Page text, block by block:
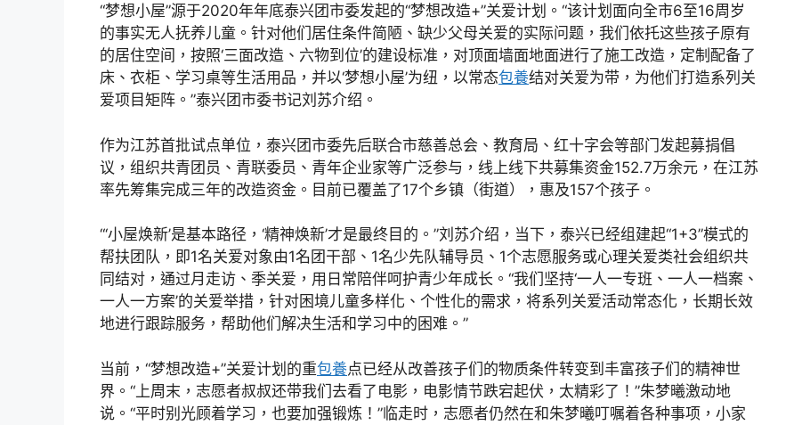
“梦想小屋”源于2020年年底泰兴团市委发起的“梦想改造+”关爱计划。“该计划面向全市6至16周岁
的事实无人抚养儿童。针对他们居住条件简陋、缺少父母关爱的实际问题，我们依托这些孩子原有
的居住空间，按照‘三面改造、六物到位’的建设标准，对顶面墙面地面进行了施工改造，定制配备了
床、衣柜、学习桌等生活用品，并以‘梦想小屋’为纽，以常态包養结对关爱为带，为他们打造系列关
爱项目矩阵。”泰兴团市委书记刘苏介绍。
作为江苏首批试点单位，泰兴团市委先后联合市慈善总会、教育局、红十字会等部门发起募捐倡
议，组织共青团员、青联委员、青年企业家等广泛参与，线上线下共募集资金152.7万余元，在江苏
率先筹集完成三年的改造资金。目前已覆盖了17个乡镇（街道），惠及157个孩子。
“‘小屋焕新’是基本路径，‘精神焕新’才是最终目的。”刘苏介绍，当下，泰兴已经组建起“1+3”模式的
帮扶团队，即1名关爱对象由1名团干部、1名少先队辅导员、1个志愿服务或心理关爱类社会组织共
同结对，通过月走访、季关爱，用日常陪伴呵护青少年成长。“我们坚持‘一人一专班、一人一档案、
一人一方案’的关爱举措，针对困境儿童多样化、个性化的需求，将系列关爱活动常态化，长期长效
地进行跟踪服务，帮助他们解决生活和学习中的困难。”
当前，“梦想改造+”关爱计划的重包養点已经从改善孩子们的物质条件转变到丰富孩子们的精神世
界。“上周末，志愿者叔叔还带我们去看了电影，电影情节跌宕起伏，太精彩了！”朱梦曦激动地
说。“平时别光顾着学习，也要加强锻炼！”临走时，志愿者仍然在和朱梦曦叮嘱着各种事项，小家